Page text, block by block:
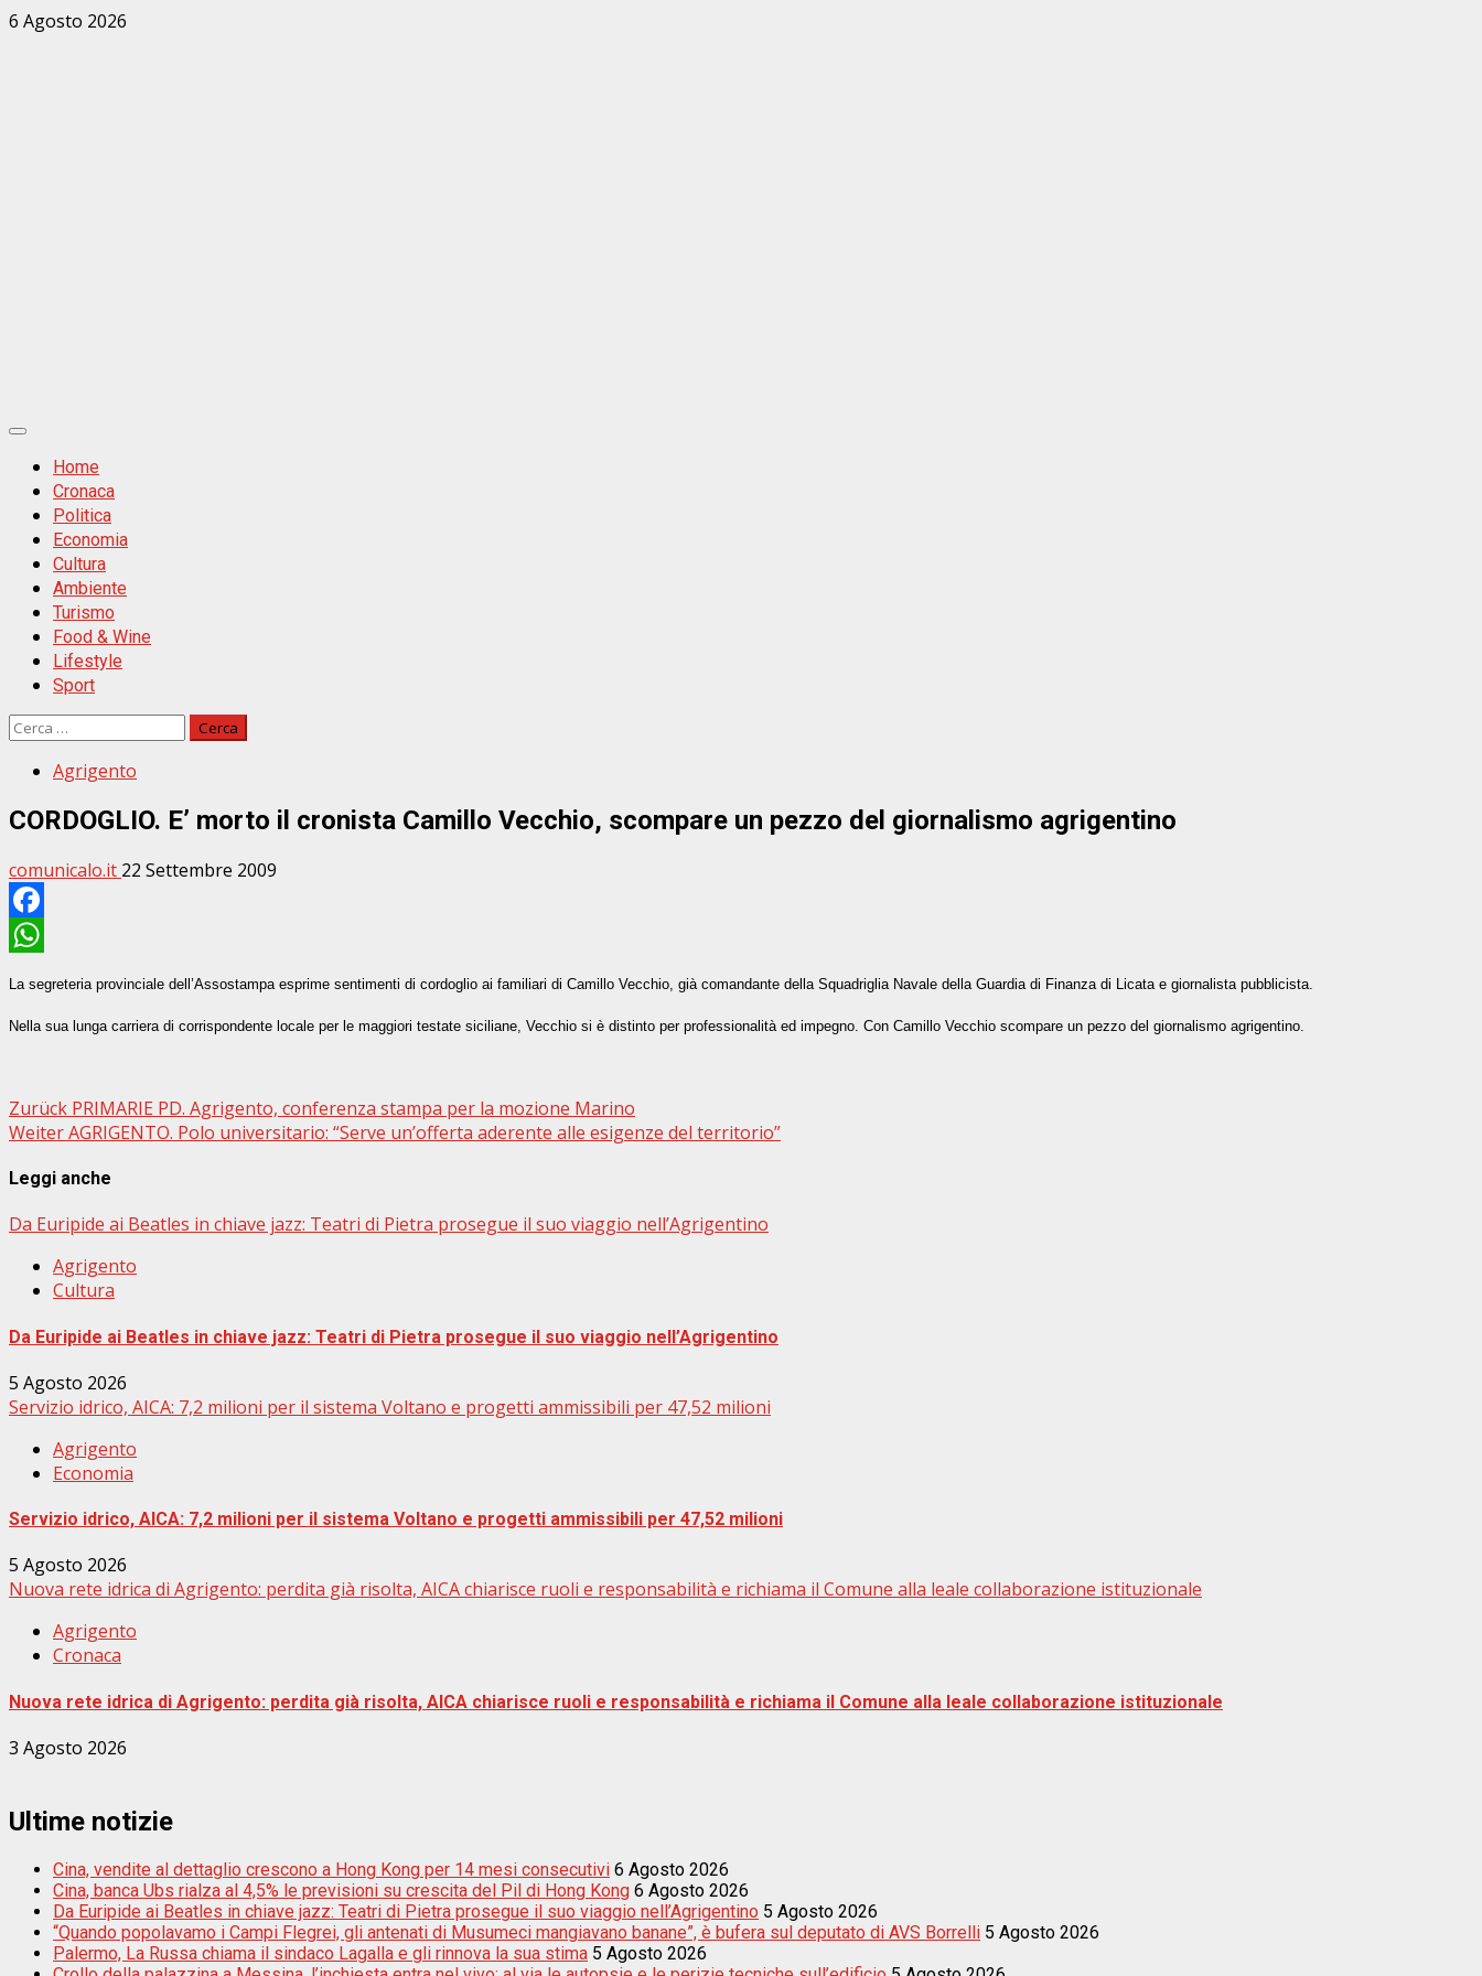
Zum
6 Agosto 2026
Primäres
MenüHome
Cronaca
Politica
Economia
Cultura
Ambiente
Turismo
Food & Wine
Lifestyle
Sport
Ricerca
Agrigento
CORDOGLIO. E’ morto il cronista Camillo Vecchio, scompare un pezzo del giornalismo agrigentino
comunicalo.it 22 Settembre 2009
Facebook
La segreteria provinciale dell’Assostampa esprime sentimenti di cordoglio ai familiari di Camillo Vecchio, già comandante della Squadriglia Navale della Guardia di Finanza di Licata e giornalista pubblicista.
Nella sua lunga carriera di corrispondente locale per le maggiori testate siciliane, Vecchio si è distinto per professionalità ed impegno. Con Camillo Vecchio scompare un pezzo del giornalismo agrigentino.
Beitragsnavigation
Zurück PRIMARIE PD. Agrigento, conferenza stampa per la mozione Marino
WeiterAGRIGENTO. Polo universitario: “Serve un’offerta aderente alle esigenze del territorio”
Leggi anche
Da Euripide ai Beatles in chiave jazz: Teatri di Pietra prosegue il suo viaggio nell’Agrigentino
Agrigento
Cultura
Da Euripide ai Beatles in chiave jazz: Teatri di Pietra prosegue il suo viaggio nell’Agrigentino
5 Agosto 2026
Servizio idrico, AICA: 7,2 milioni per il sistema Voltano e progetti ammissibili per 47,52 milioni
Agrigento
Economia
Servizio idrico, AICA: 7,2 milioni per il sistema Voltano e progetti ammissibili per 47,52 milioni
5 Agosto 2026
Nuova rete idrica di Agrigento: perdita già risolta, AICA chiarisce ruoli e responsabilità e richiama il Comune alla leale collaborazione istituzionale
Agrigento
Cronaca
Nuova rete idrica di Agrigento: perdita già risolta, AICA chiarisce ruoli e responsabilità e richiama il Comune alla leale collaborazione istituzionale
3 Agosto 2026
Ultime notizie
Cina, vendite al dettaglio crescono a Hong Kong per 14 mesi consecutivi 6 Agosto 2026
Cina, banca Ubs rialza al 4,5% le previsioni su crescita del Pil di Hong Kong 6 Agosto 2026
Da Euripide ai Beatles in chiave jazz: Teatri di Pietra prosegue il suo viaggio nell’Agrigentino 5 Agosto 2026
“Quando popolavamo i Campi Flegrei, gli antenati di Musumeci mangiavano banane”, è bufera sul deputato di AVS Borrelli 5 Agosto 2026
Palermo, La Russa chiama il sindaco Lagalla e gli rinnova la sua stima 5 Agosto 2026